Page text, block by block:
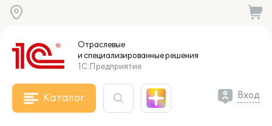
Отраслевые
и специализированныерешения
1С:Предприятие
Каталог Вход